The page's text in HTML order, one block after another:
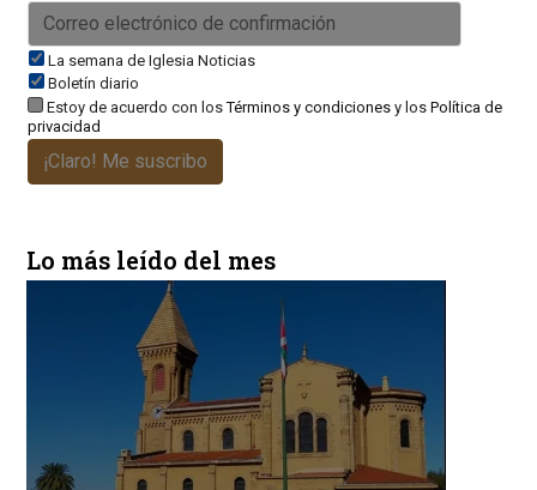
La semana de Iglesia Noticias
Boletín diario
Estoy de acuerdo con losTérminos y condicionesy los Política de
privacidad
¡Claro! Me suscribo
Lo más leído del mes